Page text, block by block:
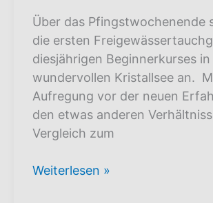
Über das Pfingstwochenende
die ersten
diesjährigen Beginnerkurses
wundervollen Kristallsee an.
Aufregung vor der neuen
den etwas anderen
Vergleich zum
Ausbildungswochenende
Weiterlesen »